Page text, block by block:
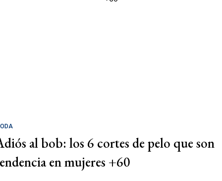
al bob: los 6 cortes de pelo que son
en mujeres +60